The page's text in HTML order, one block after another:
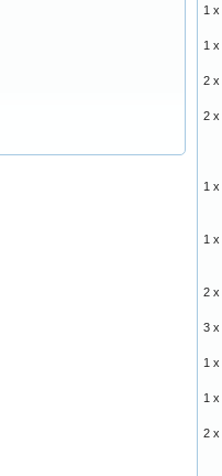
1 x
1 x
2 x
2 x
1 x
1 x
2 x
3 x
1 x
1 x
2 x